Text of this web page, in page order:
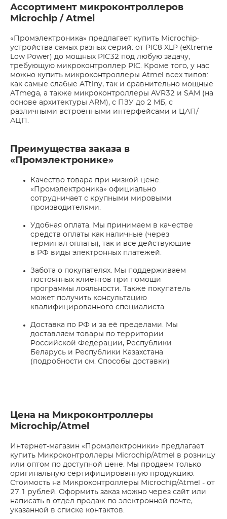
Ассортимент микроконтроллеров
Microchip / Atmel
«Промэлектроника» предлагает купить Microchip-
устройства самых разных серий: от PIC8 XLP (eXtreme
Low Power) до мощных PIC32 под любую задачу,
требующую микроконтроллер PIC. Кроме того, у нас
можно купить микроконтроллеры Atmel всех типов:
как самые слабые ATtiny, так и сравнительно мощные
ATmega, а также микроконтроллеры AVR32 и SAM (на
основе архитектуры ARM), с ПЗУ до 2 МБ, с
различными встроенными интерфейсами и ЦАП/
АЦП.
Преимущества заказа в
«Промэлектронике»
Качество товара при низкой цене.
«Промэлектроника» официально
сотрудничает с крупными мировыми
производителями.
Удобная оплата. Мы принимаем в качестве
средств оплаты как наличные (через
терминал оплаты), так и все действующие
в РФ виды электронных платежей.
Забота о покупателях. Мы поддерживаем
постоянных клиентов при помощи
программы лояльности. Также покупатель
может получить консультацию
квалифицированного специалиста.
Доставка по РФ и за её пределами. Мы
доставляем товары по территории
Российской Федерации, Республики
Беларусь и Республики Казахстана
(подробности см. Способы доставки)
Цена на Микроконтроллеры
Microchip/Atmel
Интернет-магазин «Промэлектроники» предлагает
купить Микроконтроллеры Microchip/Atmel в розницу
или оптом по доступной цене. Мы продаем только
оригинальную сертифицированную продукцию.
Стоимость на Микроконтроллеры Microchip/Atmel - от
27.1 рублей. Оформить заказ можно через сайт или
написать в отдел продаж по электронной почте,
указанной в списке контактов.